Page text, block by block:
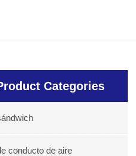
Categories
conducto de aire